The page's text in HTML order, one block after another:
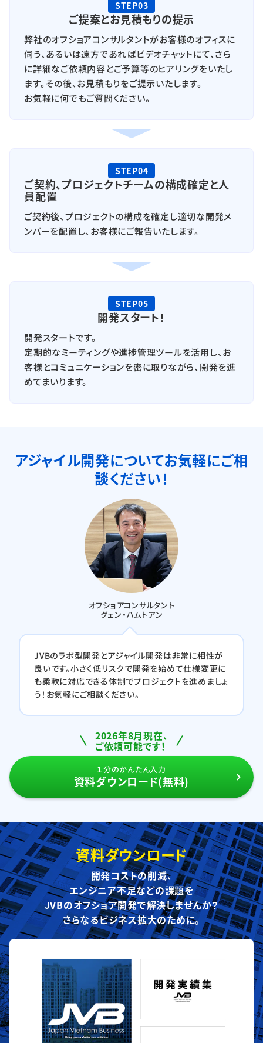
STEP03
ご提案とお見積もりの提示
弊社のオフショアコンサルタントがお客様のオフィスに
伺う、あるいは遠方であればビデオチャットにて、さら
に詳細なご依頼内容とご予算等のヒアリングをいたし
ます。その後、お見積もりをご提示いたします。
お気軽に何でもご質問ください。
STEP04
ご契約、プロジェクトチームの構成確定と人
員配置
ご契約後、プロジェクトの構成を確定し適切な開発メ
ンバーを配置し、お客様にご報告いたします。
STEP05
開発スタート！
開発スタートです。
定期的なミーティングや進捗管理ツールを活用し、お
客様とコミュニケーションを密に取りながら、開発を進
めてまいります。
アジャイル開発についてお気軽にご相
談ください！
オフショアコンサルタント
グェン・ハムトアン
JVBのラボ型開発とアジャイル開発は非常に相性が
良いです。小さく低リスクで開発を始めて仕様変更に
も柔軟に対応できる体制でプロジェクトを進めましょ
う！お気軽にご相談ください。
2026年8月現在、
ご依頼可能です！
１分のかんたん入力
資料ダウンロード(無料)
資料ダウンロード
開発コストの削減、
エンジニア不足などの課題を
JVBのオフショア開発で解決しませんか？
さらなるビジネス拡大のために。